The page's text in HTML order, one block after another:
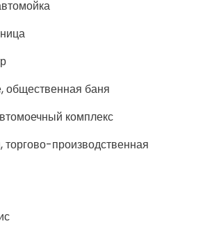
общественная баня
комплекс
производственная